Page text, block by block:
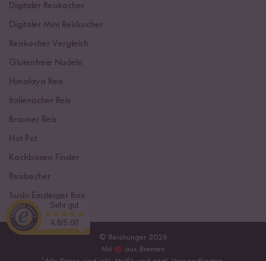
Digitaler Reiskocher
Digitaler Mini Reiskocher
Reiskocher Vergleich
Glutenfreie Nudeln
Himalaya Reis
Italienischer Reis
Brauner Reis
Hot Pot
Kochboxen Finder
Reisbecher
Sushi Einsteiger Box
© Reishunger 2026
Mit
aus Bremen
Sehr gut
4.8/5.00